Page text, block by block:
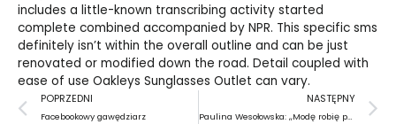
includes a little-known transcribing activity started
complete combined accompanied by NPR. This specific sms
definitely isn’t within the overall outline and can be just
renovated or modified down the road. Detail coupled with
ease of use Oakleys Sunglasses Outlet can vary.
Prev
POPRZEDNI
Facebookowy gawędziarz
NASTĘPNY
Paulina Wesołowska: ,,Modę robię po godzinach.”